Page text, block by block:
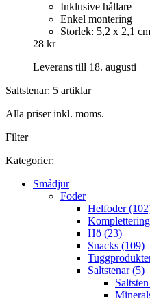
Inklusive hållare
Enkel montering
Storlek: 5,2 x 2,1 cm
28 kr
Leverans till 18. augusti
Saltstenar: 5 artiklar
Alla priser inkl. moms.
Filter
Kategorier:
Smådjur
Foder
Helfoder
Hö (23)
Snacks (109)
Saltstenar (5)